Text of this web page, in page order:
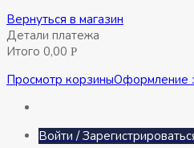
Вернуться в магазин
Детали платежа
Итого 0,00 Р
Просмотр корзиныОформление
Войти /